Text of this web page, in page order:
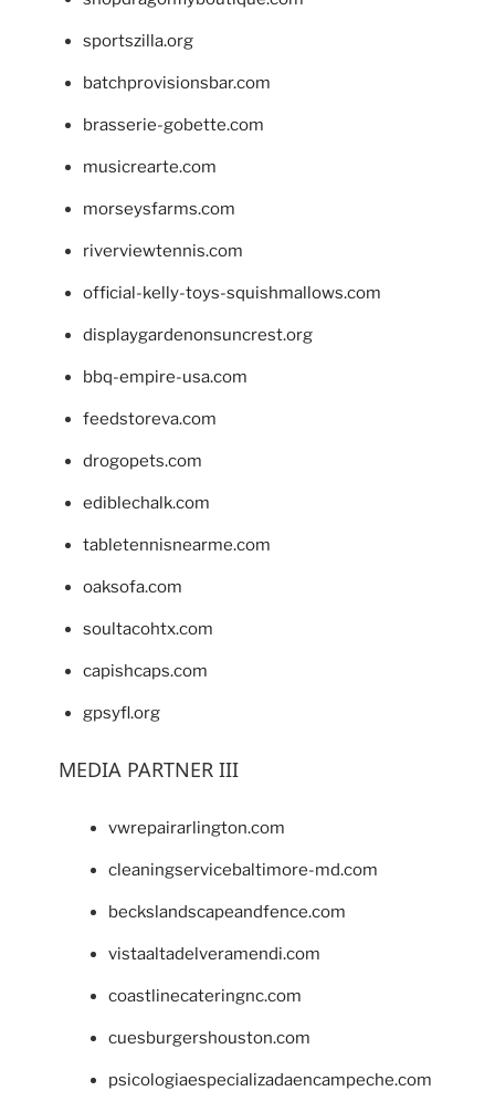
sportszilla.org
batchprovisionsbar.com
brasserie-gobette.com
musicrearte.com
morseysfarms.com
riverviewtennis.com
official-kelly-toys-squishmallows.com
displaygardenonsuncrest.org
bbq-empire-usa.com
feedstoreva.com
drogopets.com
ediblechalk.com
tabletennisnearme.com
oaksofa.com
soultacohtx.com
capishcaps.com
gpsyfl.org
MEDIA PARTNER III
vwrepairarlington.com
cleaningservicebaltimore-md.com
beckslandscapeandfence.com
vistaaltadelveramendi.com
coastlinecateringnc.com
cuesburgershouston.com
psicologiaespecializadaencampeche.com